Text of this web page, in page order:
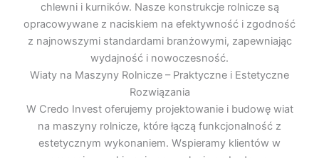
chlewni i kurników. Nasze konstrukcje rolnicze są
opracowywane z naciskiem na efektywność i zgodność
z najnowszymi standardami branżowymi, zapewniając
wydajność i nowoczesność.
Wiaty na Maszyny Rolnicze – Praktyczne i Estetyczne
Rozwiązania
W Credo Invest oferujemy projektowanie i budowę wiat
na maszyny rolnicze, które łączą funkcjonalność z
estetycznym wykonaniem. Wspieramy klientów w